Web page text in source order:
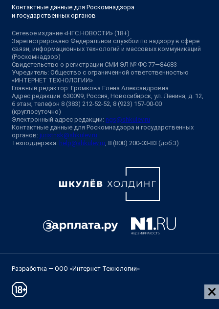
Контактные данные для Роскомнадзора
и государственных органов
Сетевое издание «НГС.НОВОСТИ» (18+)
Зарегистрировано Федеральной службой по надзору в сфере
связи, информационных технологий и массовых коммуникаций
(Роскомнадзор)
Свидетельство о регистрации СМИ ЭЛ № ФС 77—84683
Учредитель: Общество с ограниченной ответственностью
«ИНТЕРНЕТ ТЕХНОЛОГИИ»
Главный редактор: Громкова Елена Александровна
Адрес редакции: 630099, Россия, Новосибирск, ул. Ленина, д. 12,
6 этаж, телефон 8 (383) 212-52-52, 8 (923) 157-00-00
(круглосуточно)
Электронный адрес редакции: ngs@shkulev.ru
Контактные данные для Роскомнадзора и государственных
органов: juristnsk@shkulev.ru
Техподдержка: help@shkulev.ru , 8 (800) 200-03-83 (доб.3)
Разработка — ООО «Интернет Технологии»